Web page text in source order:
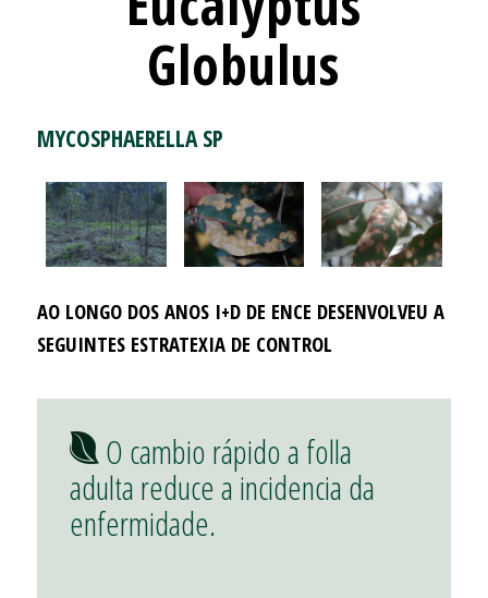
Globulus
MYCOSPHAERELLA SP
AO LONGO DOS ANOS I+D DE ENCE DESENVOLVEU A
SEGUINTES ESTRATEXIA DE CONTROL
O cambio rápido a folla
adulta reduce a incidencia da
enfermidade.